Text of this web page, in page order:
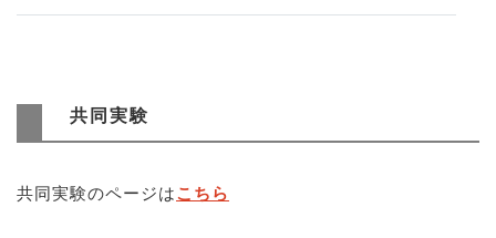
共同実験
共同実験のページはこちら